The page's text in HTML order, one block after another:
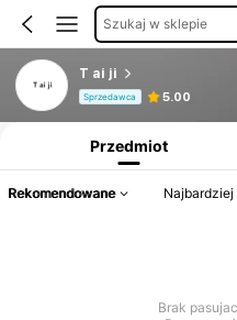
Szukaj w sklepie
T ai ji
Sprzedawca 5.00
Przedmiot
Rekomendowane Najbardziej
Brak